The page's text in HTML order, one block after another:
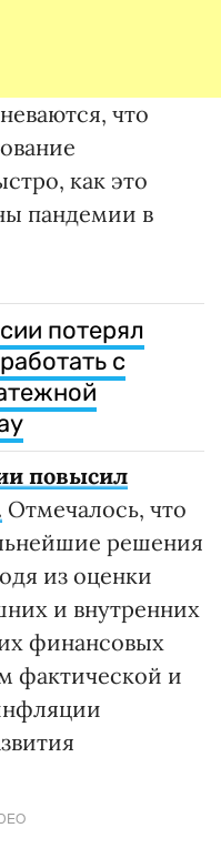
что
как это
пандемии в
потерял
с
повысил
Отмечалось, что
решения
из оценки
и внутренних
финансовых
фактической и